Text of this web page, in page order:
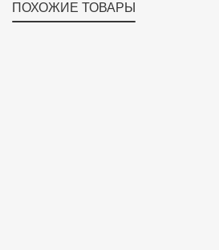
ПОХОЖИЕ ТОВАРЫ